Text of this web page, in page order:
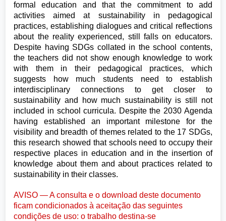
formal education and that the commitment to add
activities aimed at sustainability in pedagogical
practices, establishing dialogues and critical reflections
about the reality experienced, still falls on educators.
Despite having SDGs collated in the school contents,
the teachers did not show enough knowledge to work
with them in their pedagogical practices, which
suggests how much students need to establish
interdisciplinary connections to get closer to
sustainability and how much sustainability is still not
included in school curricula. Despite the 2030 Agenda
having established an important milestone for the
visibility and breadth of themes related to the 17 SDGs,
this research showed that schools need to occupy their
respective places in education and in the insertion of
knowledge about them and about practices related to
sustainability in their classes.
AVISO — A consulta e o download deste documento
ficam condicionados à aceitação das seguintes
condições de uso: o trabalho destina-se